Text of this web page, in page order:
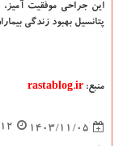
این جراحی موفقیت
پتانسیل بهبود زندگی
منبع: rastablog.ir
1403/11/05